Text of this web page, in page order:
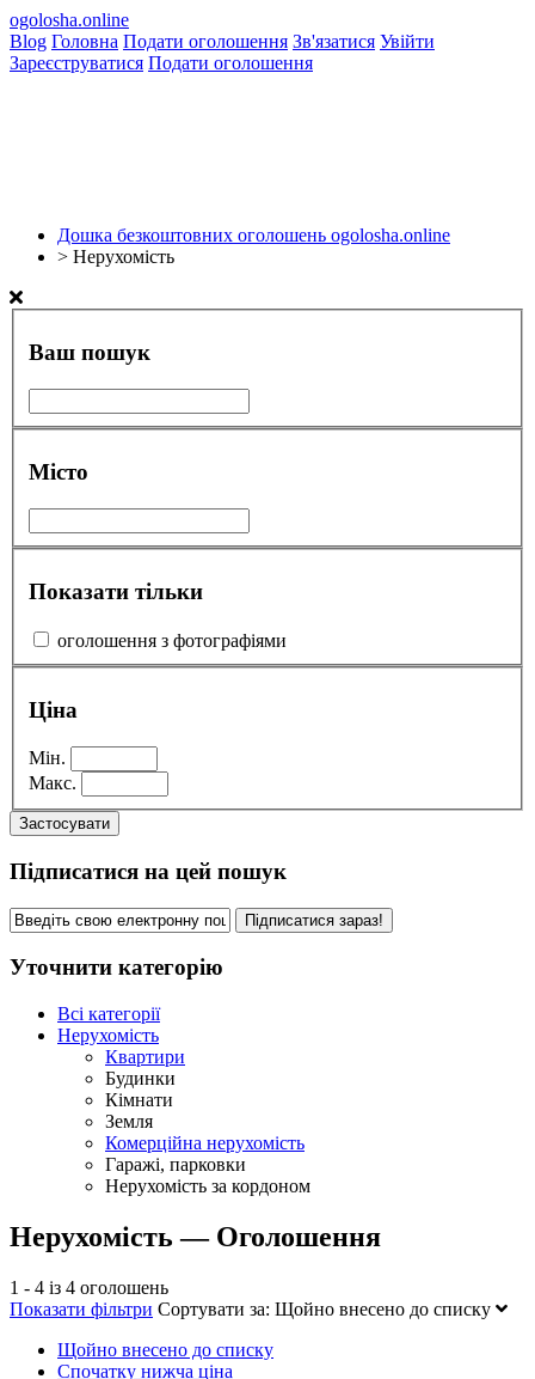
ogolosha.online
Blog Головна Подати оголошення Зв'язатися Увійти
Зареєструватися Подати оголошення
Дошка безкоштовних оголошень ogolosha.online
> Нерухомість
Ваш пошук
Місто
Показати тільки
оголошення з фотографіями
Ціна
Мін.
Макс.
Застосувати
Підписатися на цей пошук
Підписатися зараз!
Уточнити категорію
Всі категорії
Нерухомість
Квартири
Будинки
Кімнати
Земля
Комерційна нерухомість
Гаражі, парковки
Нерухомість за кордоном
Нерухомість — Оголошення
1 - 4 із 4 оголошень
Показати фільтри Сортувати за: Щойно внесено до списку
Щойно внесено до списку
Спочатку нижча ціна